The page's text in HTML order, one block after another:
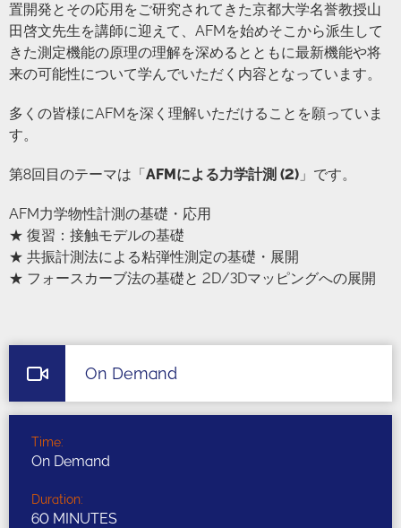
置開発とその応用をご研究されてきた京都大学名誉教授山
田啓文先生を講師に迎えて、AFMを始めそこから派生して
きた測定機能の原理の理解を深めるとともに最新機能や将
来の可能性について学んでいただく内容となっています。
多くの皆様にAFMを深く理解いただけることを願っていま
す。
第8回目のテーマは「AFMによる力学計測 (2) 」です。
AFM力学物性計測の基礎・応用
★ 復習：接触モデルの基礎
★ 共振計測法による粘弾性測定の基礎・展開
★ フォースカーブ法の基礎と 2D/3Dマッピングへの展開
On Demand
Time:
On Demand
Duration:
60 MINUTES